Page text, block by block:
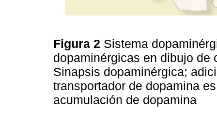
Figura 2 Sistema
dopaminérgicas en dibujo de
Sinapsis dopaminérgica;
transportador de dopamina
acumulación de dopamina